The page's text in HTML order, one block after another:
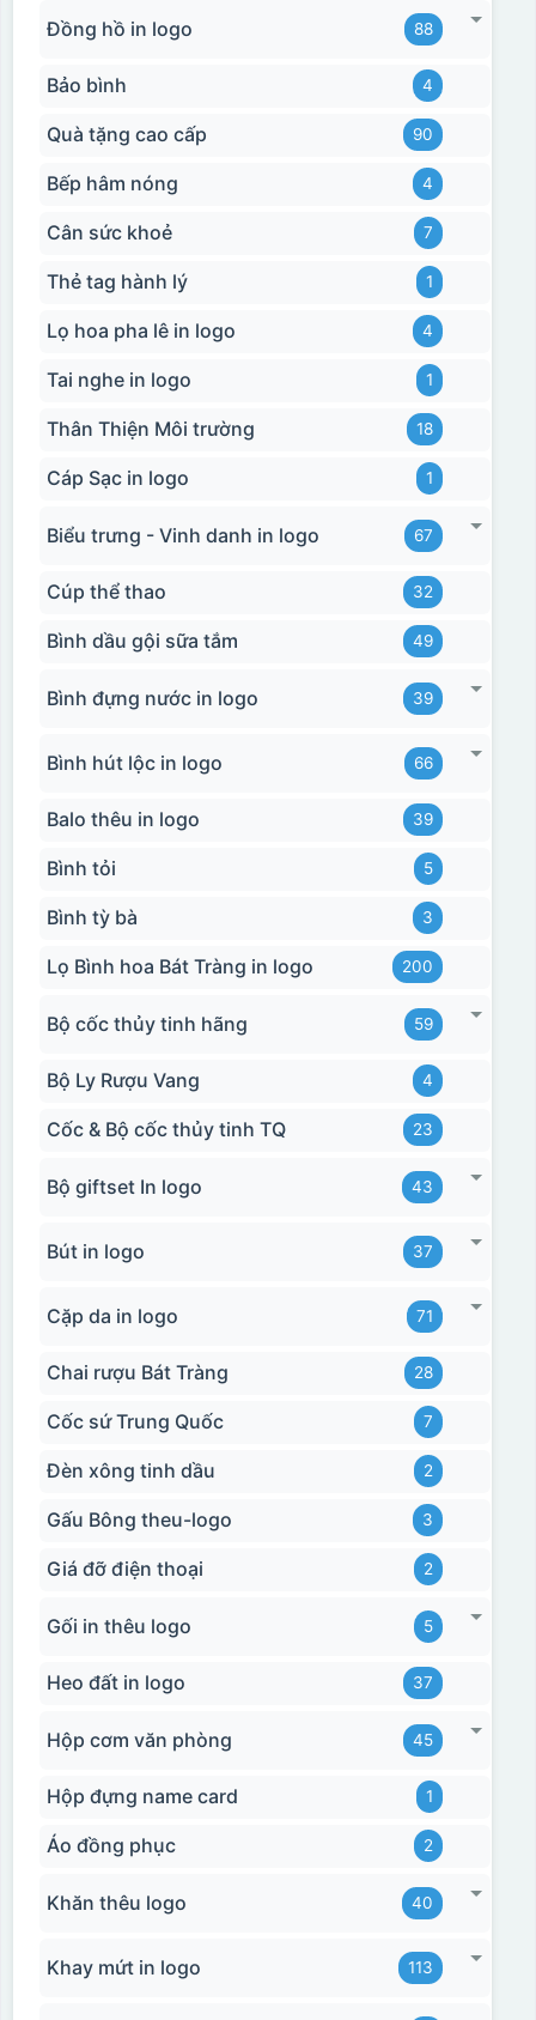
Đồng hồ in logo 88
Bảo bình 4
Quà tặng cao cấp 90
Bếp hâm nóng 4
Cân sức khoẻ 7
Thẻ tag hành lý 1
Lọ hoa pha lê in logo 4
Tai nghe in logo 1
Thân Thiện Môi trường 18
Cáp Sạc in logo 1
Biểu trưng - Vinh danh in logo 67
Cúp thể thao 32
Bình dầu gội sữa tắm 49
Bình đựng nước in logo 39
Bình hút lộc in logo 66
Balo thêu in logo 39
Bình tỏi 5
Bình tỳ bà 3
Lọ Bình hoa Bát Tràng in logo 200
Bộ cốc thủy tinh hãng 59
Bộ Ly Rượu Vang 4
Cốc & Bộ cốc thủy tinh TQ 23
Bộ giftset In logo 43
Bút in logo 37
Cặp da in logo 71
Chai rượu Bát Tràng 28
Cốc sứ Trung Quốc 7
Đèn xông tinh dầu 2
Gấu Bông theu-logo 3
Giá đỡ điện thoại 2
Gối in thêu logo 5
Heo đất in logo 37
Hộp cơm văn phòng 45
Hộp đựng name card 1
Áo đồng phục 2
Khăn thêu logo 40
Khay mứt in logo 113